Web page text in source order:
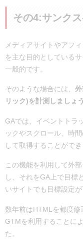
その4:サンク
メディアサイトやアフ
を主な目的としている
一般的です。
そのような場合には、
リック)を計測しましょう
GAでは、イベントトラ
ックやスクロール、時
して取得することができ
この機能を利用して外
し、それをGA上で目標
いサイトでも目標設定が
数年前はHTMLを都度修
GTMを利用することに
た。